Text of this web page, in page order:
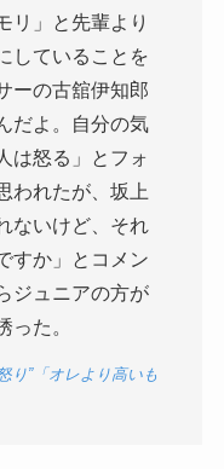
リ」と先輩より
していることを
ーの古舘伊知郎
だよ。自分の気
は怒る」とフォ
われたが、坂上
ないけど、それ
すか」とコメン
ジュニアの方が
った。
り”「オレより高いも